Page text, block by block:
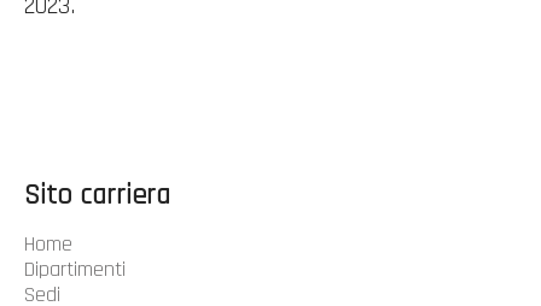
Sito carriera
Home
Dipartimenti
Sedi